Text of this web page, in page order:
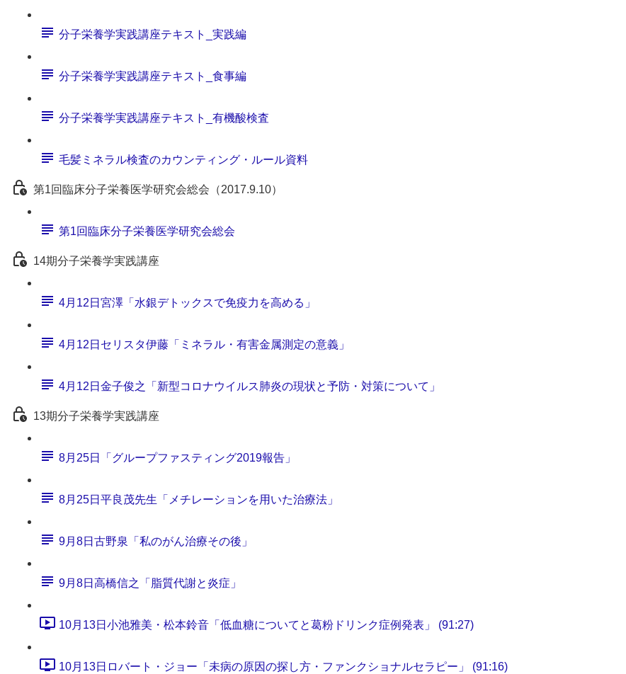
分子栄養学実践講座テキスト_実践編
分子栄養学実践講座テキスト_食事編
分子栄養学実践講座テキスト_有機酸検査
毛髪ミネラル検査のカウンティング・ルール資料
第1回臨床分子栄養医学研究会総会（2017.9.10）
第1回臨床分子栄養医学研究会総会
14期分子栄養学実践講座
4月12日宮澤「水銀デトックスで免疫力を高める」
4月12日セリスタ伊藤「ミネラル・有害金属測定の意義」
4月12日金子俊之「新型コロナウイルス肺炎の現状と予防・対策について」
13期分子栄養学実践講座
8月25日「グループファスティング2019報告」
8月25日平良茂先生「メチレーションを用いた治療法」
9月8日古野泉「私のがん治療その後」
9月8日高橋信之「脂質代謝と炎症」
10月13日小池雅美・松本鈴音「低血糖についてと葛粉ドリンク症例発表」 (91:27)
10月13日ロバート・ジョー「未病の原因の探し方・ファンクショナルセラピー」 (91:16)